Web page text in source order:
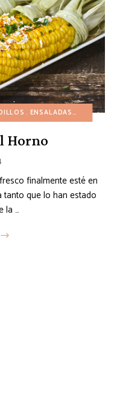
ENSALADAS
Horno
finalmente esté en
tanto que lo han estado
la …